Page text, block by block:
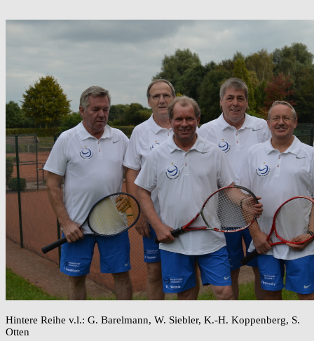
Hintere Reihe v.l.: G. Barelmann, W. Siebler, K.-H. Koppenberg, S.
Otten